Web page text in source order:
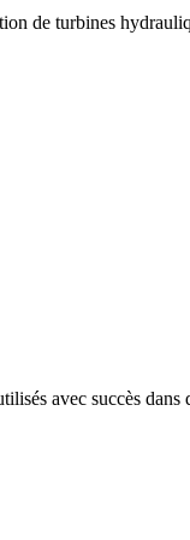
de turbines
avec succès